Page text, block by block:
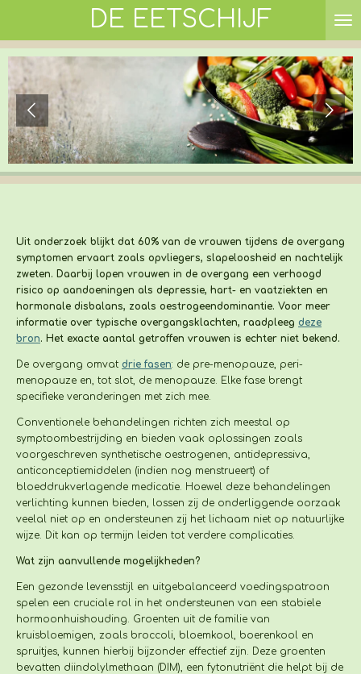
naar
hoofdinhoud
DE EETSCHIJF
Uit onderzoek blijkt dat 60% van de vrouwen tijdens de overgang
symptomen ervaart zoals opvliegers, slapeloosheid en nachtelijk
zweten. Daarbij lopen vrouwen in de overgang een verhoogd
risico op aandoeningen als depressie, hart- en vaatziekten en
hormonale disbalans, zoals oestrogeendominantie. Voor meer
informatie over typische overgangsklachten, raadpleeg deze
bron. Het exacte aantal getroffen vrouwen is echter niet bekend.
De overgang omvat drie fasen: de pre-menopauze, peri-
menopauze en, tot slot, de menopauze. Elke fase brengt
specifieke veranderingen met zich mee.
Conventionele behandelingen richten zich meestal op
symptoombestrijding en bieden vaak oplossingen zoals
voorgeschreven synthetische oestrogenen, antidepressiva,
anticonceptiemiddelen (indien nog menstrueert) of
bloeddrukverlagende medicatie. Hoewel deze behandelingen
verlichting kunnen bieden, lossen zij de onderliggende oorzaak
veelal niet op en ondersteunen zij het lichaam niet op natuurlijke
wijze. Dit kan op termijn leiden tot verdere complicaties.
Wat zijn aanvullende mogelijkheden?
Een gezonde levensstijl en uitgebalanceerd voedingspatroon
spelen een cruciale rol in het ondersteunen van een stabiele
hormoonhuishouding. Groenten uit de familie van
kruisbloemigen, zoals broccoli, bloemkool, boerenkool en
spruitjes, kunnen hierbij bijzonder effectief zijn. Deze groenten
bevatten diindolylmethaan (DIM), een fytonutriënt die helpt bij de